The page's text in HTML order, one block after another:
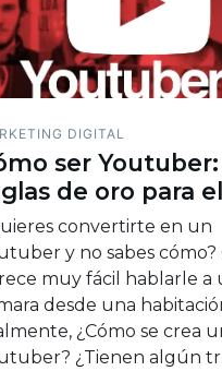
DIGITAL
ser Youtuber:
de oro para
convertirte en un
y no sabes cómo?
muy fácil hablarle a
desde una
¿Cómo se crea
¿Tienen algún